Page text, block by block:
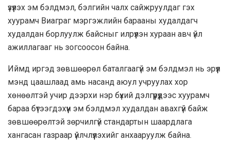
үзүүлэх эм бэлдмэл, бэлгийн чалх сайжруулдаг гэх
хуурамч Виаграг мэргэжлийн барааны худалдагч
худалдан борлуулж байсныг илрүүлэн хураан авч үйл
ажиллагааг нь зогсоосон байна.
Иймд иргэд зөвшөөрөл баталгаагүй эм бэлдмэл нь эрүүл
мэнд цаашлаад амь насанд аюул учруулах хор
хөнөөлтэй учир дээрхи нэр бүхий дэлгүүрүүдээс хуурамч
бараа бүтээгдэхүүн эм бэлдмэл худалдан авахгүй байж
зөвшөөрөлтэй зөрчилгүй стандартын шаардлага
хангасан газраар үйлчлүүлэхийг анхааруулж байна.